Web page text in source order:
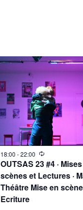
18:00-22:00
OUTSAS 23 #4 ·
scènes et Lectures ·
Théâtre Mise en
Ecriture